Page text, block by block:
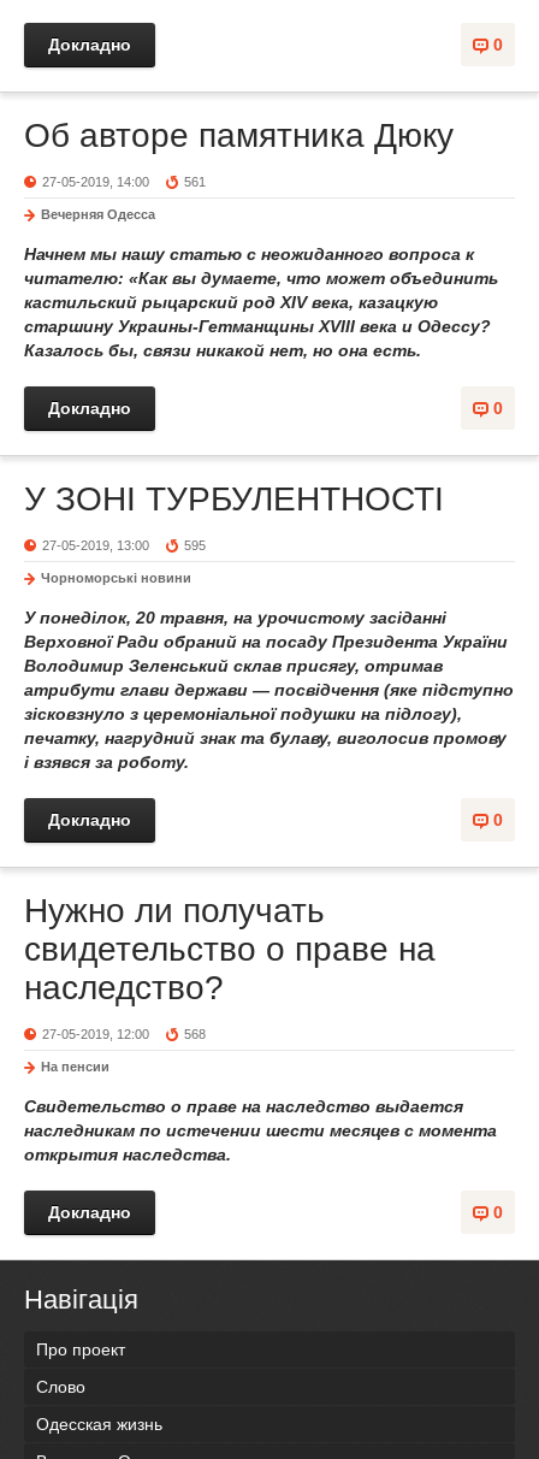
0
Докладно
Об авторе памятника Дюку
27-05-2019, 14:00 561
Вечерняя Одесса
Начнем мы нашу статью с неожиданного вопроса к
читателю: «Как вы думаете, что может объединить
кастильский рыцарский род XIV века, казацкую
старшину Украины-Гетманщины XVIII века и Одессу?
Казалось бы, связи никакой нет, но она есть.
0
Докладно
У ЗОНІ ТУРБУЛЕНТНОСТІ
27-05-2019, 13:00 595
Чорноморські новини
У понеділок, 20 травня, на урочистому засіданні
Верховної Ради обраний на посаду Президента України
Володимир Зеленський склав присягу, отримав
атрибути глави держави — посвідчення (яке підступно
зісковзнуло з церемоніальної подушки на підлогу),
печатку, нагрудний знак та булаву, виголосив промову
і взявся за роботу.
0
Докладно
Нужно ли получать
свидетельство о праве на
наследство?
27-05-2019, 12:00 568
На пенсии
Свидетельство о праве на наследство выдается
наследникам по истечении шести месяцев с момента
открытия наследства.
0
Докладно
Навігація
Про проект
Слово
Одесская жизнь